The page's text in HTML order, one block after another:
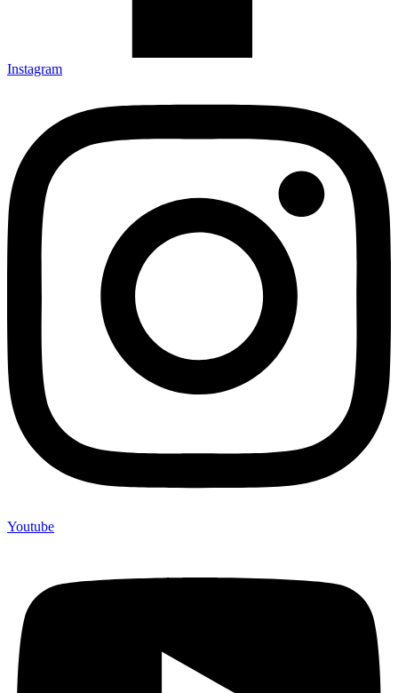
Instagram
Youtube